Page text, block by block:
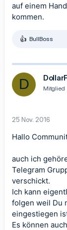
auf einem
kommen.
R
k
t
o
n
:
BullBoss
D Mitglied
25 Nov. 2016
Hallo
auch ich
Telegram
verschickt.
Ich kann
folgen weil Du
eingestiegen
Es können